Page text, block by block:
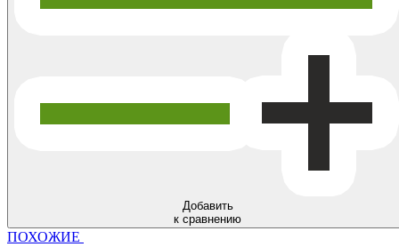
Добавить
к сравнению
ПОХОЖИЕ